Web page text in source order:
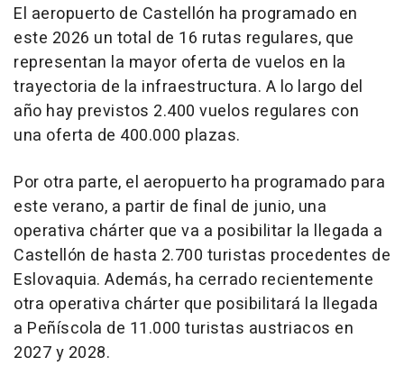
El aeropuerto de Castellón ha programado en
este 2026 un total de 16 rutas regulares, que
representan la mayor oferta de vuelos en la
trayectoria de la infraestructura. A lo largo del
año hay previstos 2.400 vuelos regulares con
una oferta de 400.000 plazas.
Por otra parte, el aeropuerto ha programado para
este verano, a partir de final de junio, una
operativa chárter que va a posibilitar la llegada a
Castellón de hasta 2.700 turistas procedentes de
Eslovaquia. Además, ha cerrado recientemente
otra operativa chárter que posibilitará la llegada
a Peñíscola de 11.000 turistas austriacos en
2027 y 2028.